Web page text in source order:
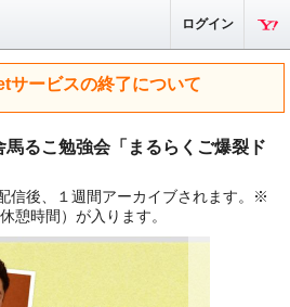
ログイン
サービスの終了について
馬るこ勉強会「まるらくご爆裂ド
信後、１週間アーカイブされます。※
憩時間）が入ります。